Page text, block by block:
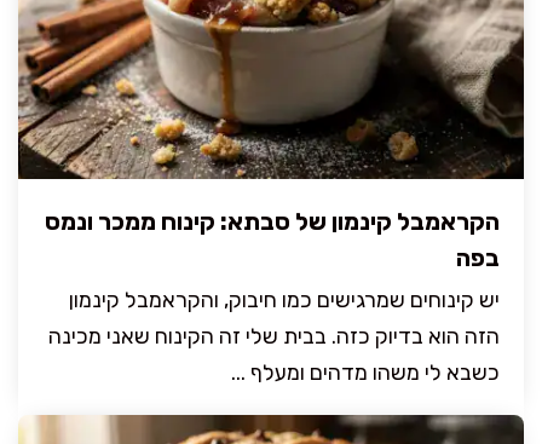
הקראמבל קינמון של סבתא: קינוח ממכר ונמס
בפה
יש קינוחים שמרגישים כמו חיבוק, והקראמבל קינמון
הזה הוא בדיוק כזה. בבית שלי זה הקינוח שאני מכינה
כשבא לי משהו מדהים ומעלף ...